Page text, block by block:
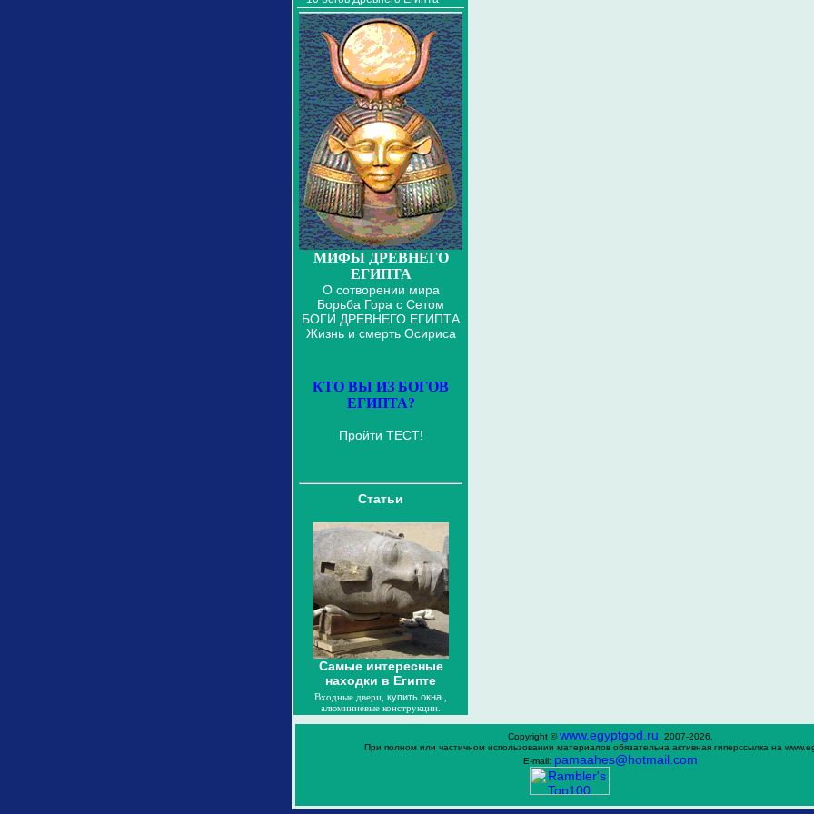
МИФЫ ДРЕВНЕГО
ЕГИПТА
О сотворении мира
Борьба Гора с Сетом
БОГИ ДРЕВНЕГО ЕГИПТА
Жизнь и смерть Осириса
КТО ВЫ ИЗ БОГОВ
ЕГИПТА?
Пройти ТЕСТ!
Статьи
Самые интересные
находки в Египте
Входные двери, купить окна
алюминиевые конструкции.
Copyright ©www.egyptgod.ru , 2007-2026.
При полном или частичном использовании материалов обязательна активная гиперссылка на
E-mail: раmaahes@hotmail.com